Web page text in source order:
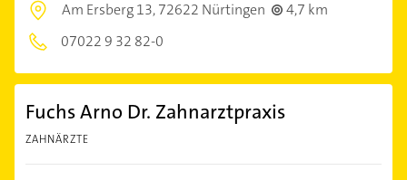
Am Ersberg 13,72622 Nürtingen
4,7 km
07022 9 32 82-0
Fuchs Arno Dr. Zahnarztpraxis
ZAHNÄRZTE